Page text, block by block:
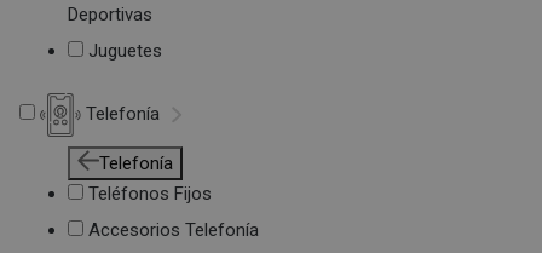
Deportivas
Juguetes
Telefonía
Telefonía
Teléfonos Fijos
Accesorios Telefonía